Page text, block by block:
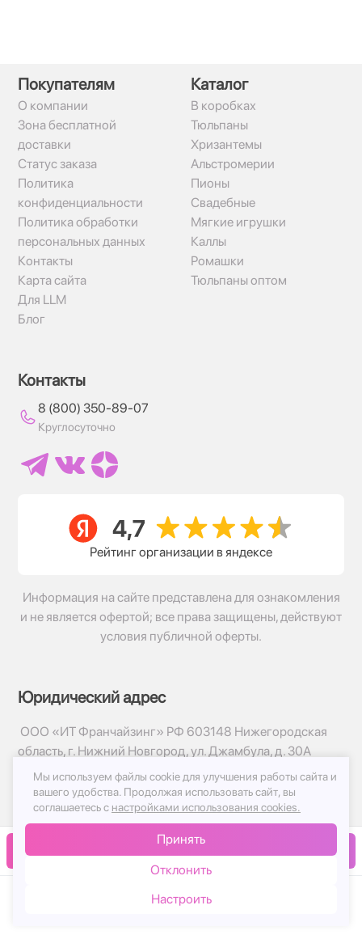
В корзину
Покупателям
О компании
Зона бесплатной
доставки
Статус заказа
Политика
конфиденциальности
Политика обработки
персональных данных
Контакты
Карта сайта
Для LLM
Блог
Каталог
В коробках
Тюльпаны
Хризантемы
Альстромерии
Пионы
Свадебные
Мягкие игрушки
Каллы
Ромашки
Тюльпаны оптом
Контакты
8 (800) 350-89-07
Круглосуточно
Рейтинг организации в яндексе
Информация на сайте представлена для ознакомления
и не является офертой; все права защищены, действуют
условия публичной оферты.
Юридический адрес
ООО «ИТ Франчайзинг» РФ 603148 Нижегородская
область, г. Нижний Новгород, ул. Джамбула, д. 30А
© 2017-2026г, База Цветов 24.ру
Политика конфиденциальности
Публичная оферта
Мы используем файлы cookie для улучшения работы сайта и
вашего удобства. Продолжая использовать сайт, вы
соглашаетесь с настройками использования cookies.
Принять
Отклонить
Настроить